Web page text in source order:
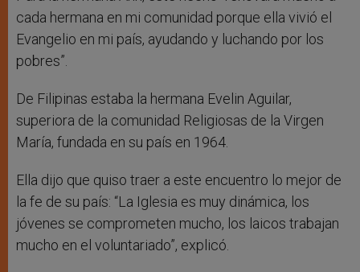
cada hermana en mi comunidad porque ella vivió el
Evangelio en mi país, ayudando y luchando por los
pobres”.
De Filipinas estaba la hermana Evelin Aguilar,
superiora de la comunidad Religiosas de la Virgen
María, fundada en su país en 1964.
Ella dijo que quiso traer a este encuentro lo mejor de
la fe de su país: “La Iglesia es muy dinámica, los
jóvenes se comprometen mucho, los laicos trabajan
mucho en el voluntariado”, explicó.